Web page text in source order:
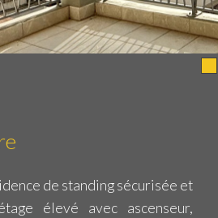
de standing sécurisée et
élevé avec ascenseur,